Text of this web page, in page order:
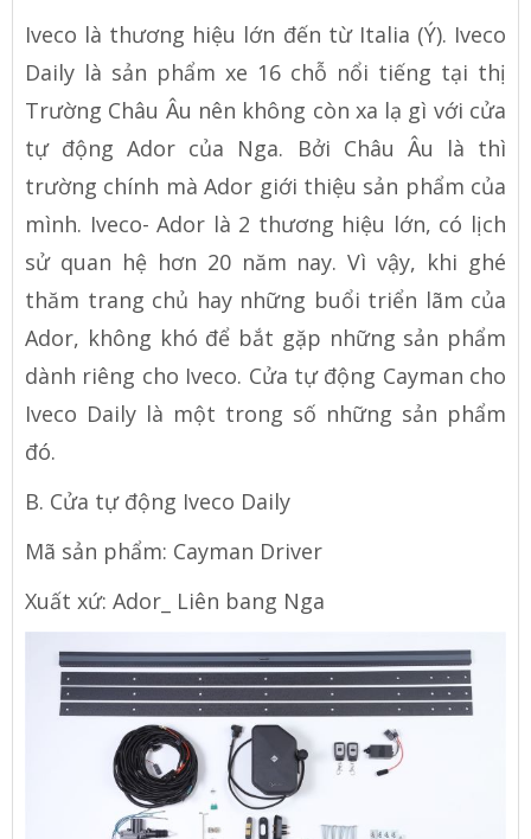
Iveco là thương hiệu lớn đến từ Italia (Ý). Iveco
Daily là sản phẩm xe 16 chỗ nổi tiếng tại thị
Trường Châu Âu nên không còn xa lạ gì với cửa
tự động Ador của Nga. Bởi Châu Âu là thì
trường chính mà Ador giới thiệu sản phẩm của
mình. Iveco- Ador là 2 thương hiệu lớn, có lịch
sử quan hệ hơn 20 năm nay. Vì vậy, khi ghé
thăm trang chủ hay những buổi triển lãm của
Ador, không khó để bắt gặp những sản phẩm
dành riêng cho Iveco. Cửa tự động Cayman cho
Iveco Daily là một trong số những sản phẩm
đó.
B. Cửa tự động Iveco Daily
Mã sản phẩm: Cayman Driver
Xuất xứ: Ador_ Liên bang Nga